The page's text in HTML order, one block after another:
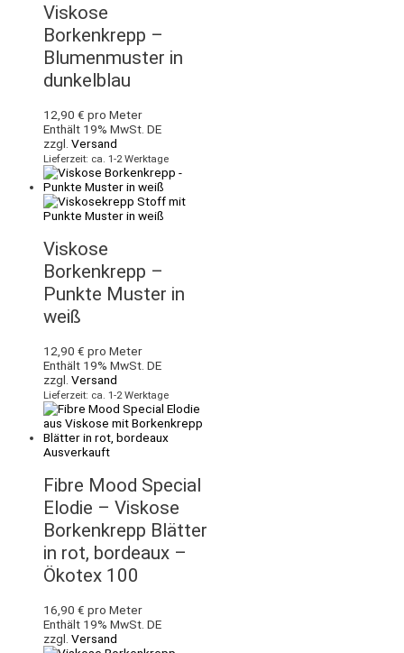
Viskose
Borkenkrepp –
Blumenmuster in
dunkelblau
12,90 € pro Meter
Enthält 19% MwSt. DE
zzgl. Versand
Lieferzeit: ca. 1-2 Werktage
Viskose
Borkenkrepp –
Punkte Muster in
weiß
12,90 € pro Meter
Enthält 19% MwSt. DE
zzgl. Versand
Lieferzeit: ca. 1-2 Werktage
Ausverkauft
Fibre Mood Special
Elodie – Viskose
Borkenkrepp Blätter
in rot, bordeaux –
Ökotex 100
16,90 € pro Meter
Enthält 19% MwSt. DE
zzgl. Versand